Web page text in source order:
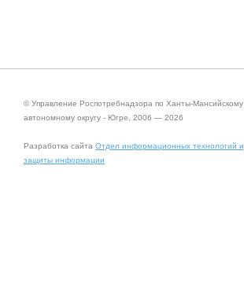
© Управление Роспотребнадзора по Ханты-Мансийскому
автономному округу - Югре, 2006 — 2026
Разработка сайта Отдел информационных технологий и
защиты информации